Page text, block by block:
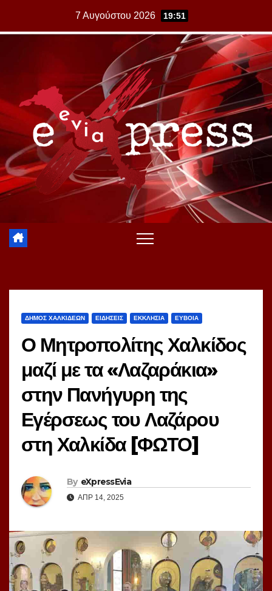
7 Αυγούστου 2026 19:51
ΔΗΜΟΣ ΧΑΛΚΙΔΕΩΝ ΕΙΔΗΣΕΙΣ ΕΚΚΛΗΣΙΑ ΕΥΒΟΙΑ
Ο Μητροπολίτης Χαλκίδος
μαζί με τα «Λαζαράκια»
στην Πανήγυρη της
Εγέρσεως του Λαζάρου
στη Χαλκίδα [ΦΩΤΟ]
By eXpressEvia
ΑΠΡ 14, 2025